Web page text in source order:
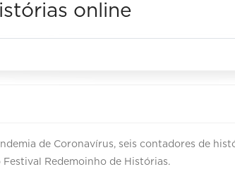
online
de Coronavírus, seis contadores de
Redemoinho de Histórias.